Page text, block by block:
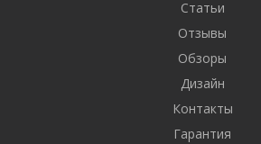
Статьи
Отзывы
Обзоры
Дизайн
Контакты
Гарантия